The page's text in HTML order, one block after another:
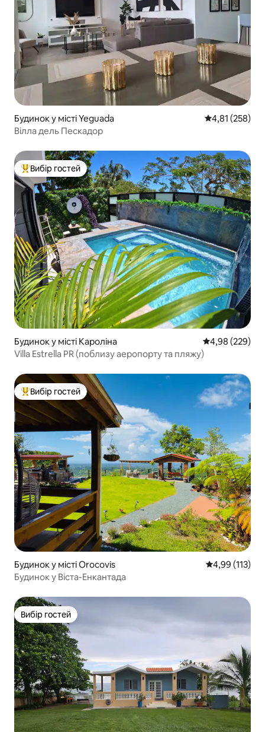
Будинок у місті Yeguada Середня
4,81 (258)
Вілла дель Пескадор
Топ вибір гостей
Вибір гостей
Будинок у місті Кароліна Середня
4,98 (229)
Villa Estrella PR (поблизу аеропорту та пляжу)
Топ вибір гостей
Вибір гостей
Будинок у місті Orocovis Середня
4,99 (113)
Будинок у Віста-Енкантада
Вибір гостей
Вибір гостей